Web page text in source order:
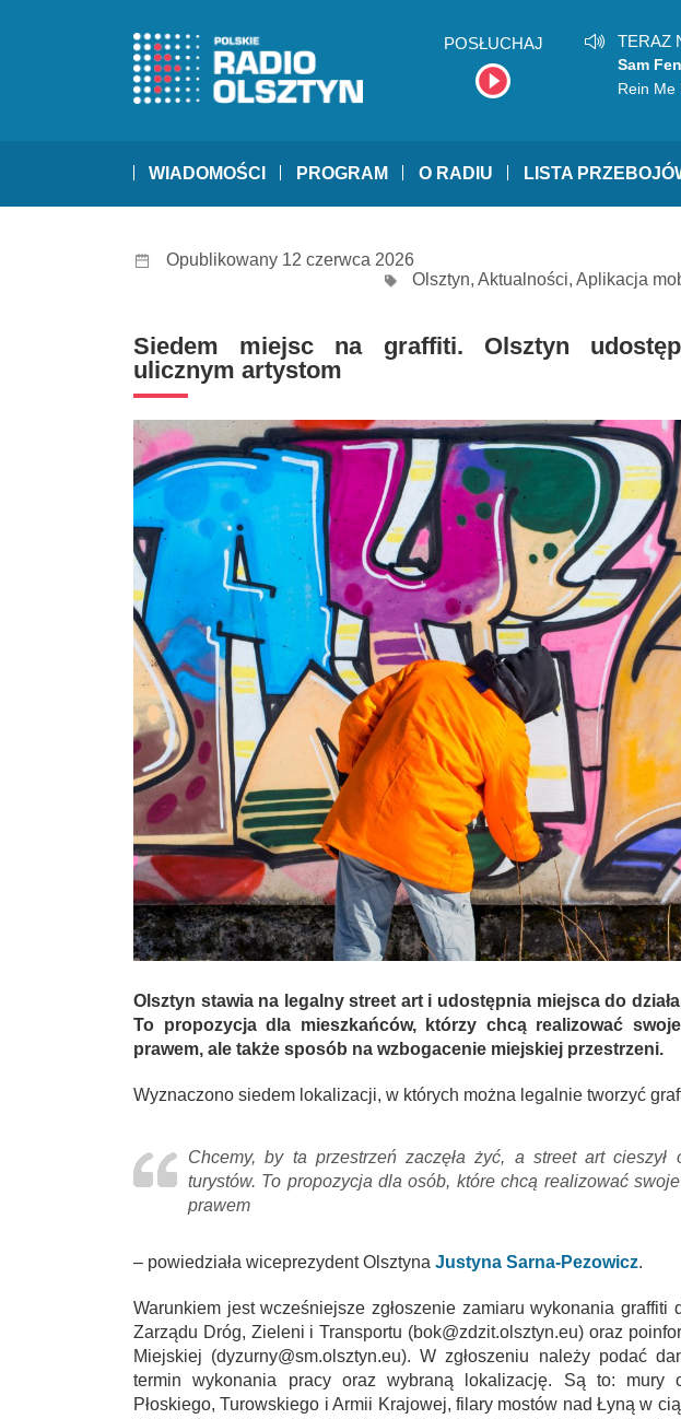
POSŁUCHAJ TERAZ
Sam
Rein Me
WIADOMOŚCI PROGRAM O RADIU LISTA
Opublikowany 12 czerwca 2026
Olsztyn, Aktualności, Aplikacja
Siedem miejsc na graffiti. Olsztyn
ulicznym artystom
Olsztyn stawia na legalny street art i udostępnia miejsca do
To propozycja dla mieszkańców, którzy chcą realizować
prawem, ale także sposób na wzbogacenie miejskiej przestrzeni.
Wyznaczono siedem lokalizacji, w których można legalnie tworzyć
Chcemy, by ta przestrzeń zaczęła żyć, a street art cieszył
turystów. To propozycja dla osób, które chcą realizować
prawem
– powiedziała wiceprezydent Olsztyna Justyna Sarna-Pezowicz.
Warunkiem jest wcześniejsze zgłoszenie zamiaru wykonania graffiti
Zarządu Dróg, Zieleni i Transportu (bok@zdzit.olsztyn.eu) oraz
Miejskiej (dyzurny@sm.olsztyn.eu). W zgłoszeniu należy podać
termin wykonania pracy oraz wybraną lokalizację. Są to: mury
Płoskiego, Turowskiego i Armii Krajowej, filary mostów nad Łyną w